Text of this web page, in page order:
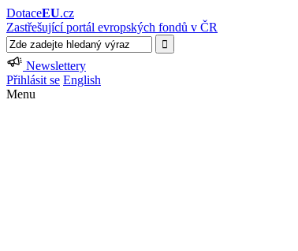
DotaceEU.cz
Zastřešující portál evropských fondů v ČR
Newslettery
Přihlásit se English
Menu